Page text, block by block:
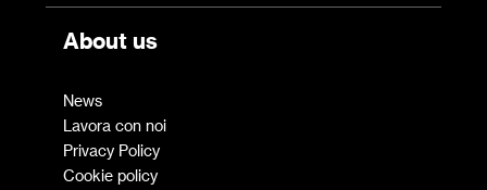
About us
News
Lavora con noi
Privacy Policy
Cookie policy